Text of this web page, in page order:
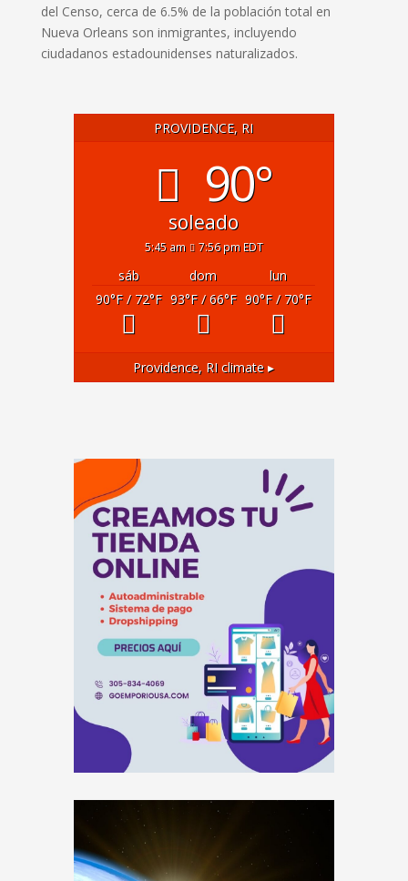
del Censo, cerca de 6.5% de la población total en
Nueva Orleans son inmigrantes, incluyendo
ciudadanos estadounidenses naturalizados.
PROVIDENCE, RI
90°
soleado
5:45 am 7:56 pm EDT
sáb dom
lun
90°F/ 72°F 93°F/ 66°F 90°F/ 70°F
Providence, RI climate ▸